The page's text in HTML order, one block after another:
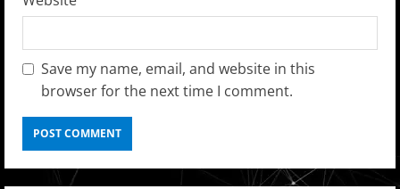
Save my name, email, and website in this
browser for the next time I comment.